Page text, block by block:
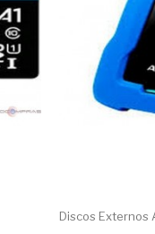
Discos Externos